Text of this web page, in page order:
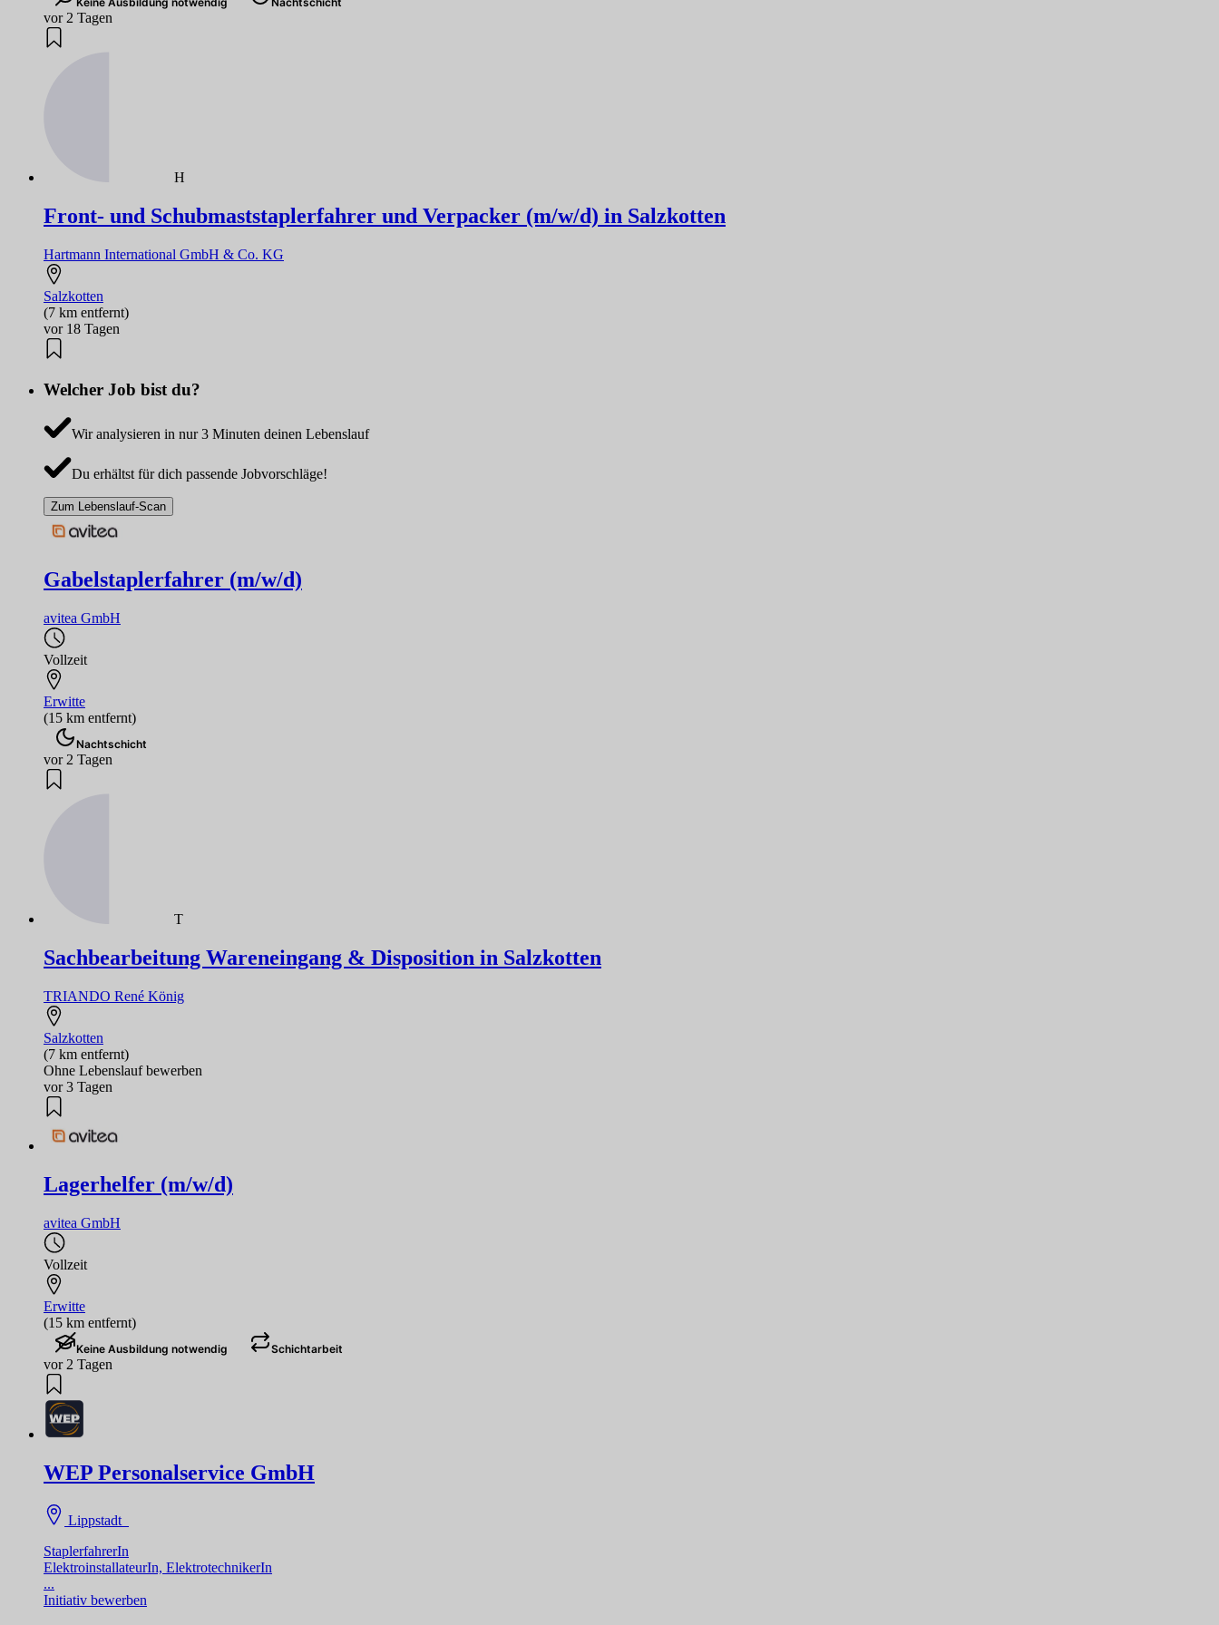
vor 2 Tagen
H
Front- und Schubmaststaplerfahrer und Verpacker (m/w/d) in Salzkotten
Hartmann International GmbH & Co. KG
Salzkotten
(7 km entfernt)
vor 18 Tagen
Welcher Job bist du?
Wir analysieren in nur 3 Minuten deinen Lebenslauf
Du erhältst für dich passende Jobvorschläge!
Zum Lebenslauf-Scan
Gabelstaplerfahrer (m/w/d)
avitea GmbH
Vollzeit
Erwitte
(15 km entfernt)
Nachtschicht
vor 2 Tagen
T
Sachbearbeitung Wareneingang & Disposition in Salzkotten
TRIANDO René König
Salzkotten
(7 km entfernt)
Ohne Lebenslauf bewerben
vor 3 Tagen
Lagerhelfer (m/w/d)
avitea GmbH
Vollzeit
Erwitte
(15 km entfernt)
Keine Ausbildung notwendig Schichtarbeit
vor 2 Tagen
WEP Personalservice GmbH
Lippstadt
StaplerfahrerIn
ElektroinstallateurIn, ElektrotechnikerIn
...
Initiativ bewerben